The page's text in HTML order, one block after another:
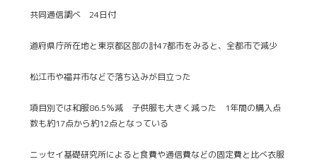
共同通信調べ 24日付
道府県庁所在地と東京都区部の計47都市をみると、全都市で減少
松江市や福井市などで落ち込みが目立った
項目別では和服86.5％減 子供服も大きく減った 1年間の購入点
数も約17点から約12点となっている
ニッセイ基礎研究所によると食費や通信費などの固定費と比べ衣服